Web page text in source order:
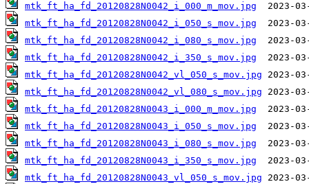
mtk_ft_ha_fd_20120828N0042_i_000_m_mov.jpg
mtk_ft_ha_fd_20120828N0042_i_050_s_mov.jpg
mtk_ft_ha_fd_20120828N0042_i_080_s_mov.jpg
mtk_ft_ha_fd_20120828N0042_i_350_s_mov.jpg
mtk_ft_ha_fd_20120828N0042_vl_050_s_mov.jpg
mtk_ft_ha_fd_20120828N0042_vl_080_s_mov.jpg
mtk_ft_ha_fd_20120828N0043_i_000_m_mov.jpg
mtk_ft_ha_fd_20120828N0043_i_050_s_mov.jpg
mtk_ft_ha_fd_20120828N0043_i_080_s_mov.jpg
mtk_ft_ha_fd_20120828N0043_i_350_s_mov.jpg
mtk_ft_ha_fd_20120828N0043_vl_050_s_mov.jpg